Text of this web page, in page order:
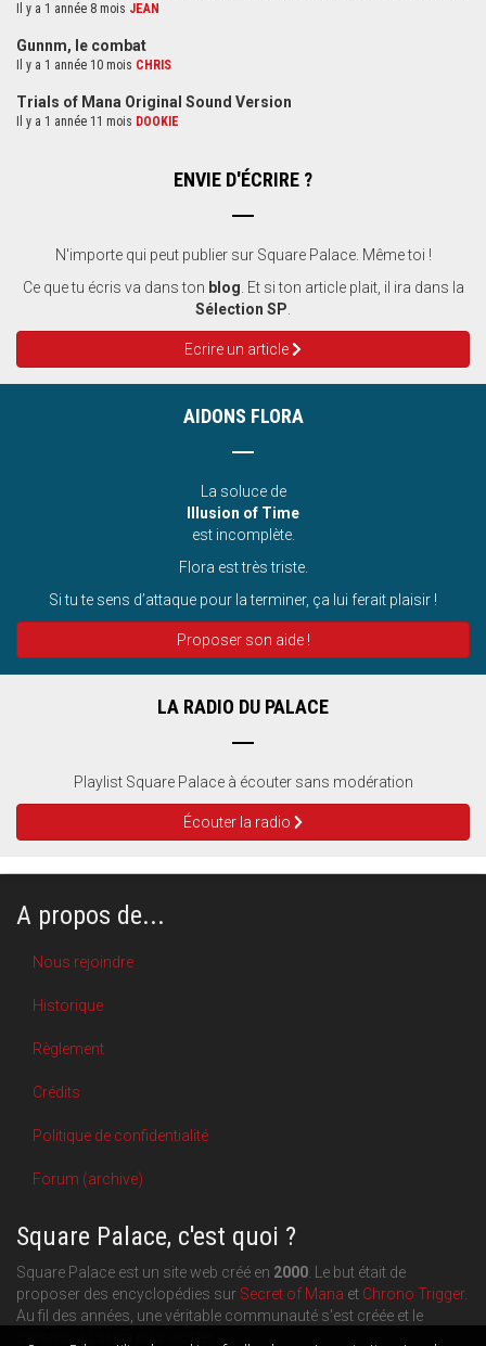
Il y a 1 année 8 mois JEAN
Gunnm, le combat
Il y a 1 année 10 mois CHRIS
Trials of Mana Original Sound Version
Il y a 1 année 11 mois DOOKIE
ENVIE D'ÉCRIRE ?
N'importe qui peut publier sur Square Palace. Même toi !
Ce que tu écris va dans ton blog. Et si ton article plait, il ira dans la
Sélection SP.
Ecrire un article
AIDONS FLORA
La soluce de
Illusion of Time
est incomplète.
Flora est très triste.
Si tu te sens d’attaque pour la terminer, ça lui ferait plaisir !
Proposer son aide !
LA RADIO DU PALACE
Playlist Square Palace à écouter sans modération
Écouter la radio
A propos de...
Nous rejoindre
Historique
Règlement
Crédits
Politique de confidentialité
Forum (archive)
Square Palace, c'est quoi ?
Square Palace est un site web créé en 2000. Le but était de
proposer des encyclopédies sur Secret of Mana et Chrono Trigger.
Au fil des années, une véritable communauté s'est créée et le